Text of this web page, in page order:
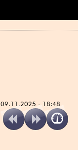
09.11.2025 - 18:48